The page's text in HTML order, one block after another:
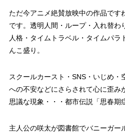
ただ今アニメ絶賛放映中の作品です
です。透明人間・ループ・入れ替わ
人格・タイムトラベル・タイムパラ
んこ盛り。
スクールカースト・SNS・いじめ・
への不安などにさらされて心に歪み
思議な現象・・・都市伝説「思春期
主人公の咲太が図書館でバニーガー